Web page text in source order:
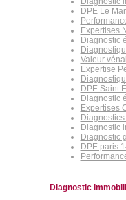
DPE Le
Expertises
Diagnostic
Valeur
Expertise
DPE Saint
Diagnostic
Expertises
Diagnostic
Diagnostic
DPE paris
Diagnostic